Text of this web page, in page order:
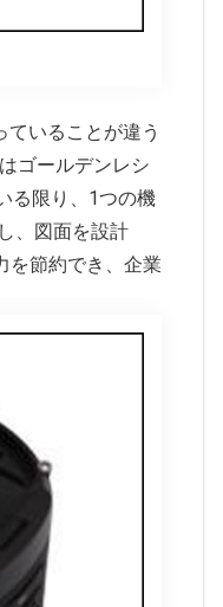
いることが違う
ゴールデンレシ
る限り、1つの機
、図面を設計
を節約でき、企業